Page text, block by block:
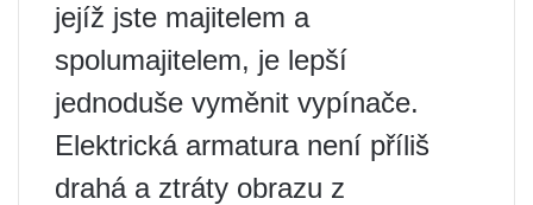
jejíž jste majitelem a
spolumajitelem, je lepší
jednoduše vyměnit vypínače.
Elektrická armatura není příliš
drahá a ztráty obrazu z